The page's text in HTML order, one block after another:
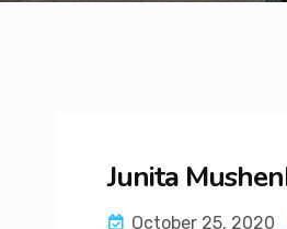
Junita
October 25, 2020